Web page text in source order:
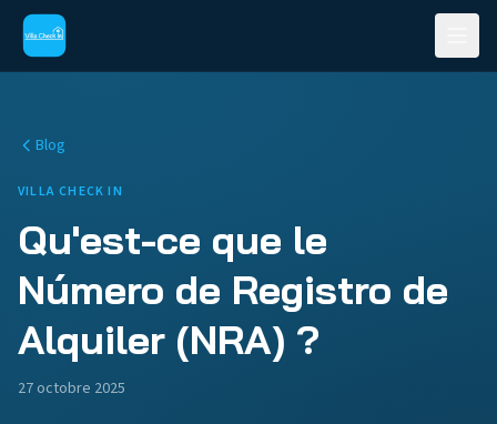
Blog
VILLA CHECK IN
Qu'est-ce que le
Número de Registro de
Alquiler (NRA) ?
27 octobre 2025